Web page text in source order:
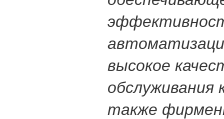
высокое
обслуживания
также